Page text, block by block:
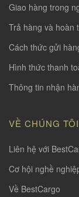
Giao hàng trong
Trả hàng và hoàn
Cách thức gửi
Hình thức thanh
Thông tin nhận
VỀ CHÚNG TÔI
Liên hệ với
Cơ hội nghề
Về BestCargo